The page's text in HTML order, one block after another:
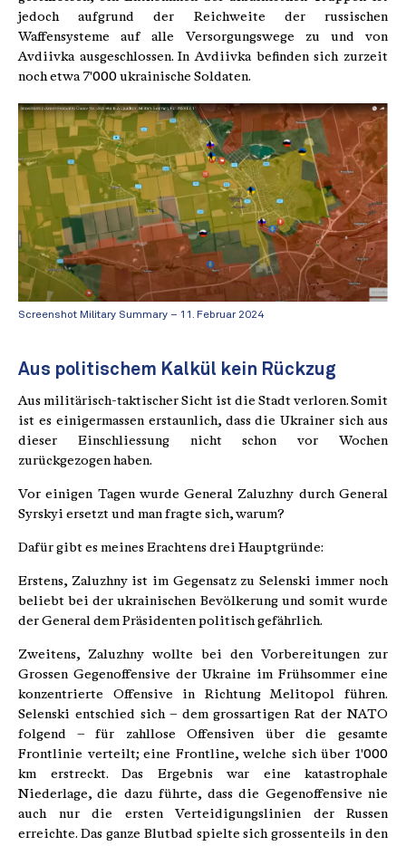
jedoch aufgrund der Reichweite der russischen
Waffensysteme auf alle Versorgungswege zu und von
Avdiivka ausgeschlossen. In Avdiivka befinden sich zurzeit
noch etwa 7'000 ukrainische Soldaten.
Screenshot Military Summary – 11. Februar 2024
Aus politischem Kalkül kein Rückzug
Aus militärisch-taktischer Sicht ist die Stadt verloren. Somit
ist es einigermassen erstaunlich, dass die Ukrainer sich aus
dieser Einschliessung nicht schon vor Wochen
zurückgezogen haben.
Vor einigen Tagen wurde General Zaluzhny durch General
Syrskyi ersetzt und man fragte sich, warum?
Dafür gibt es meines Erachtens drei Hauptgründe:
Erstens, Zaluzhny ist im Gegensatz zu Selenski immer noch
beliebt bei der ukrainischen Bevölkerung und somit wurde
der General dem Präsidenten politisch gefährlich.
Zweitens, Zaluzhny wollte bei den Vorbereitungen zur
Grossen Gegenoffensive der Ukraine im Frühsommer eine
konzentrierte Offensive in Richtung Melitopol führen.
Selenski entschied sich – dem grossartigen Rat der NATO
folgend – für zahllose Offensiven über die gesamte
Frontlinie verteilt; eine Frontline, welche sich über 1'000
km erstreckt. Das Ergebnis war eine katastrophale
Niederlage, die dazu führte, dass die Gegenoffensive nie
auch nur die ersten Verteidigungslinien der Russen
erreichte. Das ganze Blutbad spielte sich grossenteils in den